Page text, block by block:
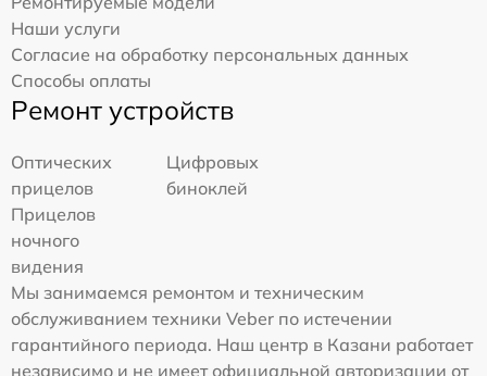
Наши услуги
Согласие на обработку персональных данных
Способы оплаты
Ремонт устройств
Оптических
прицелов
Цифровых
биноклей
Прицелов
ночного
видения
Мы занимаемся ремонтом и техническим
обслуживанием техники Veber по истечении
гарантийного периода. Наш центр в Казани работает
независимо и не имеет официальной авторизации от